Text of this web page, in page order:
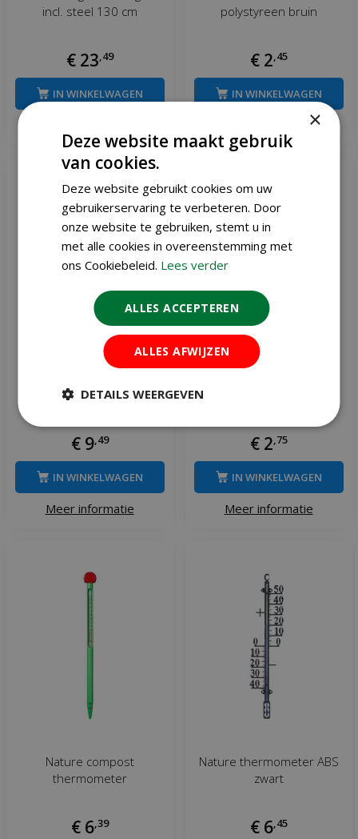
incl. steel 130 cm
€ 23 49
IN WINKELWAGEN
polystyreen bruin
€ 2 45
Meer informatie
IN WINKELWAGEN
plexiglas
€ 9, 49
Meer informatie
IN WINKELWAGEN
€ 2 75
Meer informatie
IN WINKELWAGEN
Nature compost
thermometer
€ 6 39
Nature thermometer ABS
zwart
€ 6 45
×
Deze website maakt gebruik
van cookies.
Deze website gebruikt cookies om uw
gebruikerservaring te verbeteren. Door
onze website te gebruiken, stemt u in
met alle cookies in overeenstemming met
ons Cookiebeleid. Lees verder
ALLES ACCEPTEREN
ALLES AFWIJZEN
DETAILS WEERGEVEN